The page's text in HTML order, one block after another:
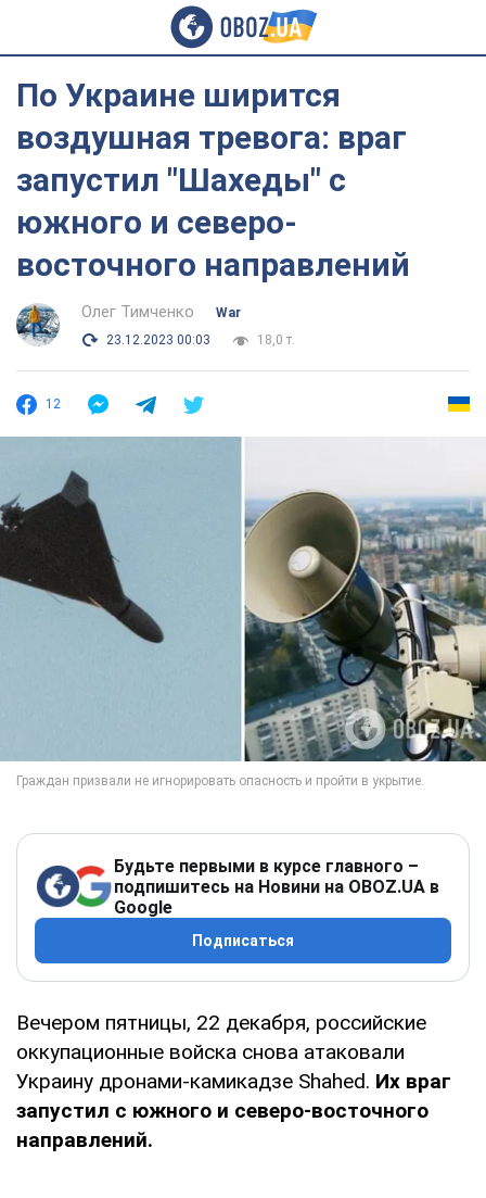
По Украине ширится
воздушная тревога: враг
запустил "Шахеды" с
южного и северо-
восточного направлений
Олег Тимченко
War
23.12.2023 00:03
18,0 т.
12
Будьте первыми в курсе главного –
подпишитесь на Новини на OBOZ.UA в
Google
Подписаться
Вечером пятницы, 22 декабря, российские
оккупационные войска снова атаковали
Украину дронами-камикадзе Shahed. Их враг
запустил с южного и северо-восточного
направлений.